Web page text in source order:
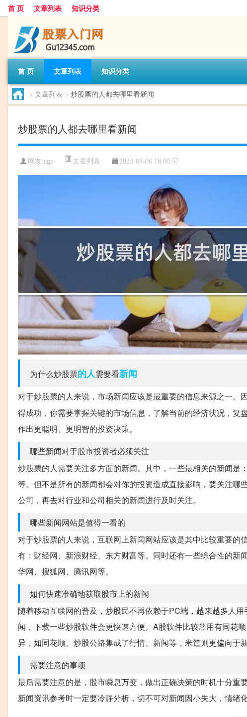
首 页 文章列表 知识分类
首 页 文章列表 知识分类
> 文章列表 > 炒股票的人都去哪里看新闻
炒股票的人都去哪里看新闻
网友:cgp 文章列表 2023-03-06 18:00:57
为什么炒股票的人需要看新闻
对于炒股票的人来说，市场新闻应该是最重要的信息来源之一
得成功，你需要掌握关键的市场信息，了解当前的经济状况，
作出更聪明、更明智的投资决策。
哪些新闻对于股市投资者必须关注
炒股票的人需要关注多方面的新闻。其中，一些最相关的新闻
等。但不是所有的新闻都会对你的投资造成直接影响，要关注
公司，再去对行业和公司相关的新闻进行及时关注。
哪些新闻网站是值得一看的
对于炒股票的人来说，互联网上新闻网站应该是其中比较重要
有：财经网、新浪财经、东方财富等。同时还有一些综合性的
华网、搜狐网、腾讯网等。
如何快速准确地获取股市上的新闻
随着移动互联网的普及，炒股民不再依赖于PC端，越来越多人
闻，下载一些炒股软件会更快速方便。A股软件比较常用有同花
异，如同花顺、炒股公路集成了行情、新闻等，米筐则更偏向于
需要注意的事项
最后需要注意的是，股市瞬息万变，做出正确决策的时机十分
新闻资讯参考时一定要冷静分析，切不可对新闻因小失大，情绪